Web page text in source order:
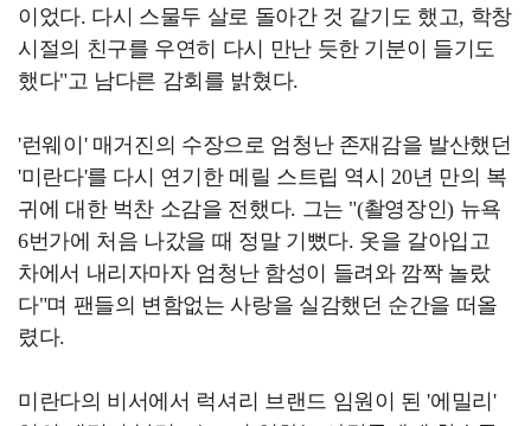
이었다. 다시 스물두 살로 돌아간 것 같기도 했고, 학창
시절의 친구를 우연히 다시 만난 듯한 기분이 들기도
했다"고 남다른 감회를 밝혔다.
'런웨이' 매거진의 수장으로 엄청난 존재감을 발산했던
'미란다'를 다시 연기한 메릴 스트립 역시 20년 만의 복
귀에 대한 벅찬 소감을 전했다. 그는 "(촬영장인) 뉴욕
6번가에 처음 나갔을 때 정말 기뻤다. 옷을 갈아입고
차에서 내리자마자 엄청난 함성이 들려와 깜짝 놀랐
다"며 팬들의 변함없는 사랑을 실감했던 순간을 떠올
렸다.
미란다의 비서에서 럭셔리 브랜드 임원이 된 '에밀리'